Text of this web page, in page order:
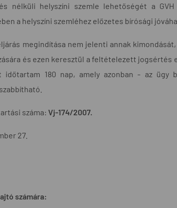
nélküli helyszíni szemle lehetőségét a
a helyszíni szemléhez előzetes bírósági
megindítása nem jelenti annak
és ezen keresztül a feltételezett
időtartam 180 nap, amely azonban - az ügy
száma: Vj-174/2007.
27.
számára: